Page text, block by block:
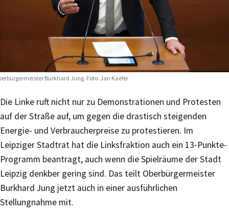
Burkhard Jung. Foto: Jan Kaefer
Die Linke ruft nicht nur zu Demonstrationen und Protesten
auf der Straße auf, um gegen die drastisch steigenden
Energie- und Verbraucherpreise zu protestieren. Im
Leipziger Stadtrat hat die Linksfraktion auch ein 13-Punkte-
Programm beantragt, auch wenn die Spielräume der Stadt
Leipzig denkber gering sind. Das teilt Oberbürgermeister
Burkhard Jung jetzt auch in einer ausführlichen
Stellungnahme mit.